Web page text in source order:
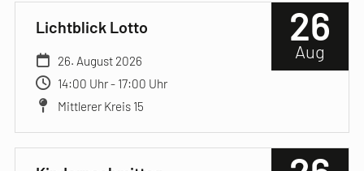
26
Aug
Lichtblick Lotto
26. August 2026
14:00 Uhr - 17:00 Uhr
Mittlerer Kreis 15